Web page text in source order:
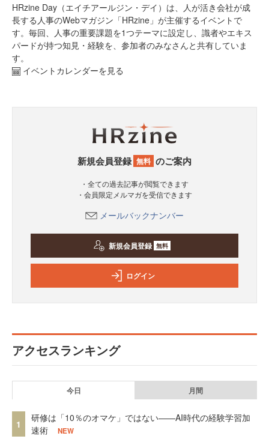
HRzine Day（エイチアールジン・デイ）は、人が活き会社が成
長する人事のWebマガジン「HRzine」が主催するイベントで
す。毎回、人事の重要課題を1つテーマに設定し、識者やエキス
パードが持つ知見・経験を、参加者のみなさんと共有していま
す。
イベントカレンダーを見る
新規会員登録 無料 のご案内
・全ての過去記事が閲覧できます
・会員限定メルマガを受信できます
メールバックナンバー
新規会員登録 無料
ログイン
アクセスランキング
今日 月間
1
研修は「10％のオマケ」ではない——AI時代の経験学習加
速術
NEW